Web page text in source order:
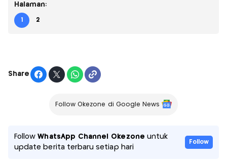
Halaman:
1 2
Share
Follow Okezone di Google News
FollowWhatsApp Channel Okezone untuk
update berita terbaru setiap hari
Follow